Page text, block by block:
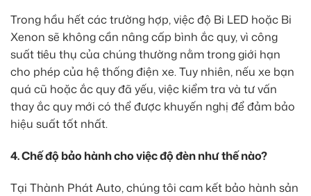
Trong hầu hết các trường hợp, việc độ Bi LED hoặc Bi
Xenon sẽ không cần nâng cấp bình ắc quy, vì công
suất tiêu thụ của chúng thường nằm trong giới hạn
cho phép của hệ thống điện xe. Tuy nhiên, nếu xe bạn
quá cũ hoặc ắc quy đã yếu, việc kiểm tra và tư vấn
thay ắc quy mới có thể được khuyến nghị để đảm bảo
hiệu suất tốt nhất.
4. Chế độ bảo hành cho việc độ đèn như thế nào?
Tại Thành Phát Auto, chúng tôi cam kết bảo hành sản